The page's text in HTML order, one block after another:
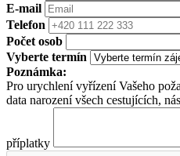
E-mail
Telefon
Počet osob
Vyberte termín
Poznámka:
Pro urychlení vyřízení Vašeho
data narození všech cestujících,
příplatky